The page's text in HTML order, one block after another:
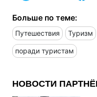
Больше по теме:
Путешествия Туризм
поради туристам